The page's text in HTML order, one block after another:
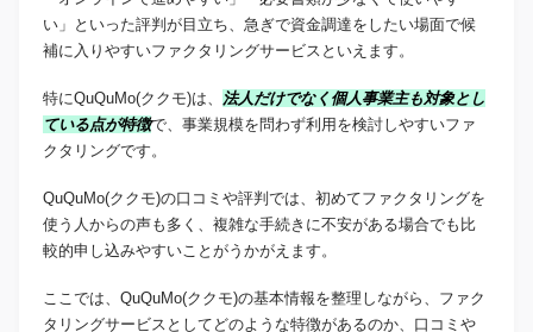
い」といった評判が目立ち、急ぎで資金調達をしたい場面で候
補に入りやすいファクタリングサービスといえます。
特にQuQuMo(ククモ)は、 法人だけでなく個人事業主も対象とし
ている点が特徴で、事業規模を問わず利用を検討しやすいファ
クタリングです。
QuQuMo(ククモ)の口コミや評判では、初めてファクタリングを
使う人からの声も多く、複雑な手続きに不安がある場合でも比
較的申し込みやすいことがうかがえます。
ここでは、QuQuMo(ククモ)の基本情報を整理しながら、ファク
タリングサービスとしてどのような特徴があるのか、口コミや